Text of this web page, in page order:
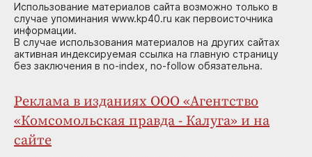
Использование материалов сайта возможно только в
случае упоминания www.kp40.ru как первоисточника
информации.
В случае использования материалов на других сайтах
активная индексируемая ссылка на главную страницу
без заключения в no-index, no-follow обязательна.
Реклама в изданиях ООО «Агентство
«Комсомольская правда - Калуга» и на
сайте